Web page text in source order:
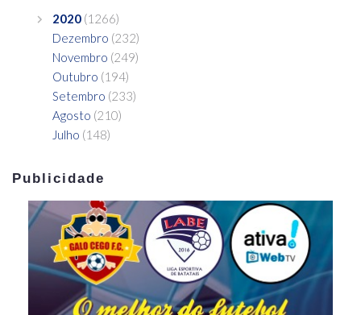
2020 (1266)
Dezembro (232)
Novembro (249)
Outubro (194)
Setembro (233)
Agosto (210)
Julho (148)
Publicidade